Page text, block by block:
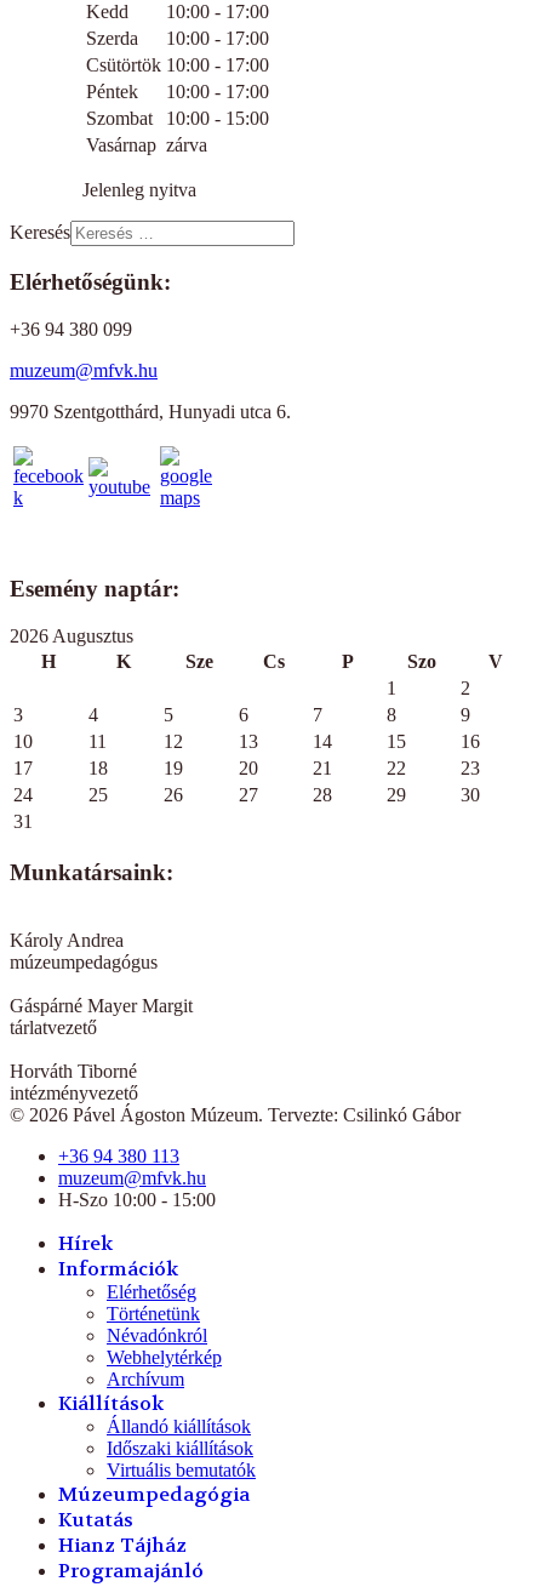
Kedd
10:00 - 17:00
Szerda
10:00 - 17:00
Csütörtök 10:00 - 17:00
Péntek
10:00 - 17:00
Szombat
10:00 - 15:00
Vasárnap zárva
Jelenleg nyitva
Keresés
Elérhetőségünk:
+36 94 380 099
muzeum@mfvk.hu
9970 Szentgotthárd, Hunyadi utca 6.
Esemény naptár:
2026 Augusztus
H
K Sze Cs P Szo
V
1
2
3
4 5 6 7 8
9
10
11 12 13 14 15
16
17
18 19 20 21 22
23
24
25 26 27 28 29
30
31
Munkatársaink:
Károly Andrea
múzeumpedagógus
Gáspárné Mayer Margit
tárlatvezető
Horváth Tiborné
intézményvezető
© 2026 Pável Ágoston Múzeum. Tervezte: Csilinkó Gábor
+36 94 380 113
muzeum@mfvk.hu
H-Szo 10:00 - 15:00
Hírek
Információk
Elérhetőség
Történetünk
Névadónkról
Webhelytérkép
Archívum
Kiállítások
Állandó kiállítások
Időszaki kiállítások
Virtuális bemutatók
Múzeumpedagógia
Kutatás
Hianz Tájház
Programajánló